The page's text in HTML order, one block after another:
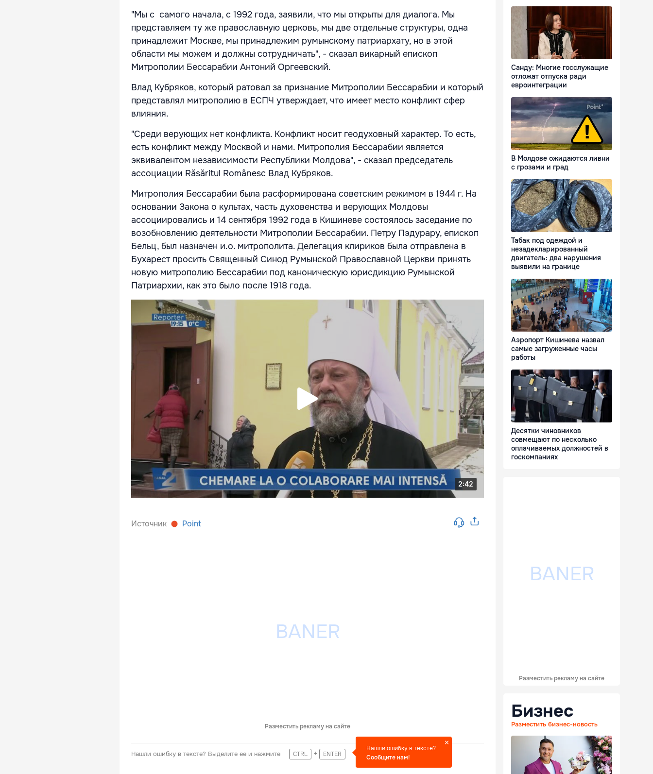
"Мы с самого начала, с 1992 года, заявили, что мы открыты для диалога. Мы
представляем ту же православную церковь, мы две отдельные структуры, одна
принадлежит Москве, мы принадлежим румынскому патриархату, но в этой
области мы можем и должны сотрудничать", - сказал викарный епископ
Митрополии Бессарабии Антоний Оргеевский.
Влад Кубряков, который ратовал за признание Митрополии Бессарабии и который
представлял митрополию в ЕСПЧ утверждает, что имеет место конфликт сфер
влияния.
"Среди верующих нет конфликта. Конфликт носит геодуховный характер. То есть,
есть конфликт между Москвой и нами. Митрополия Бессарабии является
эквивалентом независимости Республики Молдова", - сказал председатель
ассоциации Răsăritul Românesc Влад Кубряков.
Митрополия Бессарабии была расформирована советским режимом в 1944 г. На
основании Закона о культах, часть духовенства и верующих Молдовы
ассоциировались и 14 сентября 1992 года в Кишиневе состоялось заседание по
возобновлению деятельности Митрополии Бессарабии. Петру Пэдурару, епископ
Бельц, был назначен и.о. митрополита. Делегация клириков была отправлена в
Бухарест просить Священный Синод Румынской Православной Церкви принять
новую митрополию Бессарабии под каноническую юрисдикцию Румынской
Патриархии, как это было после 1918 года.
Источник Point
Разместить рекламу на сайте
Нашли ошибку в тексте? Выделите ее и нажмите CTRL + ENTER
Нашли ошибку в тексте?
Сообщите нам!
Санду: Многие госслужащие
отложат отпуска ради
евроинтеграции
В Молдове ожидаются ливни
с грозами и град
Табак под одеждой и
незадекларированный
двигатель: два нарушения
выявили на границе
Аэропорт Кишинева назвал
самые загруженные часы
работы
Десятки чиновников
совмещают по несколько
оплачиваемых должностей в
госкомпаниях
Разместить рекламу на сайте
Бизнес
Разместить бизнес-новость